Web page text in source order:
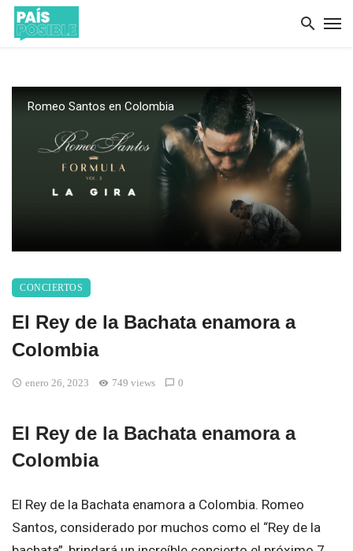
Romeo Santos en Colombia
CONCIERTOS
El Rey de la Bachata enamora a
Colombia
enero 26, 2023 749 views 0
El Rey de la Bachata enamora a
Colombia
El Rey de la Bachata enamora a Colombia. Romeo
Santos, considerado por muchos como el “Rey de la